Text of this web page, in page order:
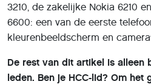
3210, de zakelijke Nokia 6210
6600: een van de eerste
kleurenbeeldscherm en
De rest van dit artikel is alleen
leden. Ben je HCC-lid? Om het